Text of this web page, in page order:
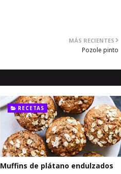
MÁS RECIENTES
Pozole pinto
RECETAS
Muffins de plátano endulzados